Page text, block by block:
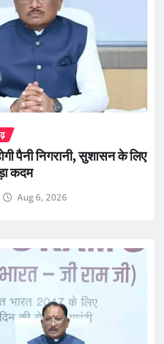
पैनी निगरानी, सुशासन के लिए
कदम
Aug 6, 2026